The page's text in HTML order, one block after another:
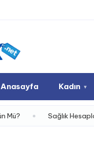
Anasayfa Kadın ▾
Sağlık Hesaplamalarıyla